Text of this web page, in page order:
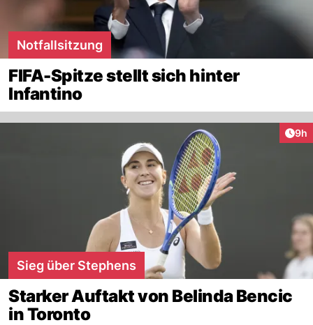
Notfallsitzung
FIFA-Spitze stellt sich hinter
Infantino
9h
Sieg über Stephens
Starker Auftakt von Belinda Bencic
in Toronto